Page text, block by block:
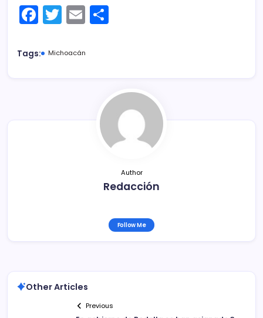
F
a
c
T
w
itt
E
m
ar
tir
Tags: Michoacán
Author
Redacción
Follow Me
Other Articles
Previous